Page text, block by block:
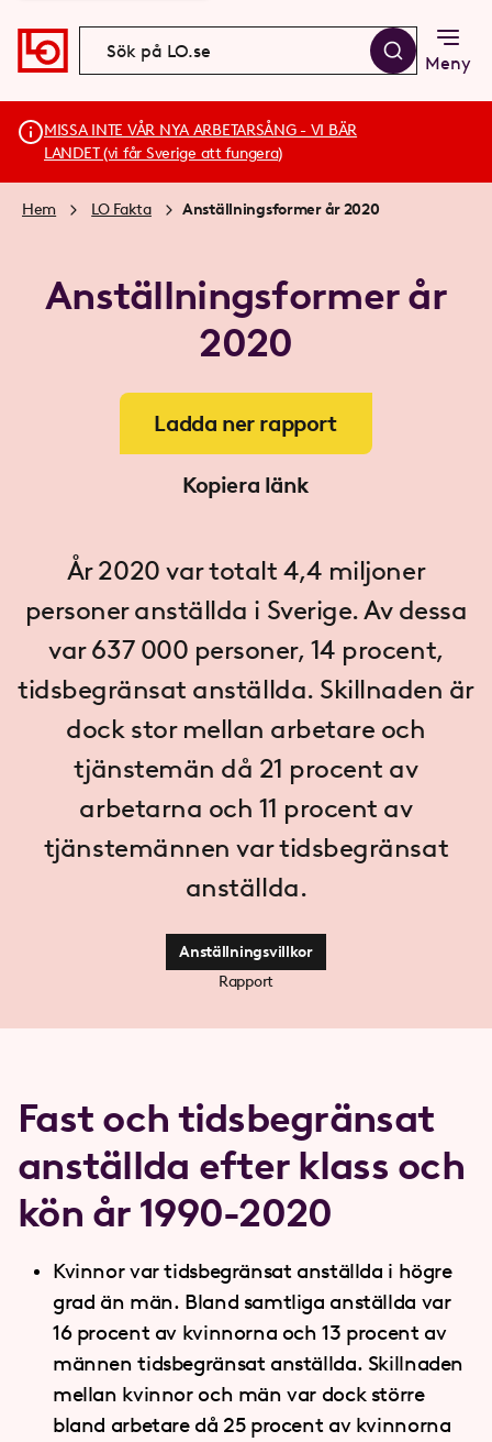
Meny
MISSA INTE VÅR NYA ARBETARSÅNG - VI BÄR
LANDET (vi får Sverige att fungera)
Hem LO Fakta Anställningsformer år 2020
Anställningsformer år
2020
Ladda ner rapport
Kopiera länk
År 2020 var totalt 4,4 miljoner
personer anställda i Sverige. Av dessa
var 637 000 personer, 14 procent,
tidsbegränsat anställda. Skillnaden är
dock stor mellan arbetare och
tjänstemän då 21 procent av
arbetarna och 11 procent av
tjänstemännen var tidsbegränsat
anställda.
Anställningsvillkor
Rapport
Fast och tidsbegränsat
anställda efter klass och
kön år 1990-2020
Kvinnor var tidsbegränsat anställda i högre
grad än män. Bland samtliga anställda var
16 procent av kvinnorna och 13 procent av
männen tidsbegränsat anställda. Skillnaden
mellan kvinnor och män var dock större
bland arbetare då 25 procent av kvinnorna